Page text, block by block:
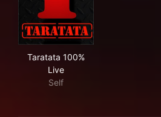
Taratata 100%
Live
Self